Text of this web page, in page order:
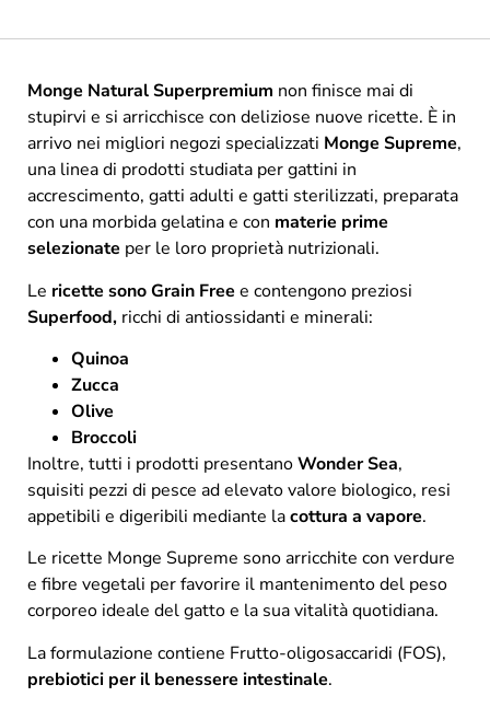
Monge Natural Superpremium non finisce mai di
stupirvi e si arricchisce con deliziose nuove ricette. È in
arrivo nei migliori negozi specializzati Monge Supreme,
una linea di prodotti studiata per gattini in
accrescimento, gatti adulti e gatti sterilizzati, preparata
con una morbida gelatina e con materie prime
selezionate per le loro proprietà nutrizionali.
Le ricette sono Grain Free e contengono preziosi
Superfood, ricchi di antiossidanti e minerali:
Quinoa
Zucca
Olive
Broccoli
Inoltre, tutti i prodotti presentanoWonder Sea,
squisiti pezzi di pesce ad elevato valore biologico, resi
appetibili e digeribili mediante lacottura a vapore.
Le ricette Monge Supreme sono arricchite con verdure
e fibre vegetali per favorire il mantenimento del peso
corporeo ideale del gatto e la sua vitalità quotidiana.
La formulazione contiene Frutto-oligosaccaridi (FOS),
prebiotici per il benessere intestinale.